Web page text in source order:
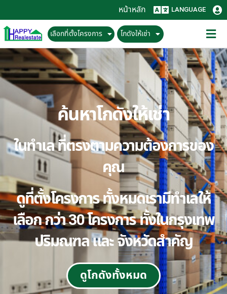
หน้าหลัก LANGUAGE
เลือกที่ตั้งโครงการ โกดังให้เช่า
ค้นหาโกดังให้เช่า
ในทำเล ที่ตรงตามความต้องการของ
คุณ
ดูที่ตั้งโครงการ ทั้งหมดเรามีทำเลให้
เลือก กว่า 30 โครงการ ทั้งในกรุงเทพ
ปริมณฑล และ จังหวัดสำคัญ
ดูโกดังทั้งหมด